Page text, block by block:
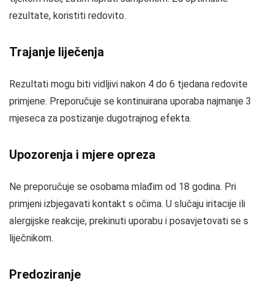
rezultate, koristiti redovito.
Trajanje liječenja
Rezultati mogu biti vidljivi nakon 4 do 6 tjedana redovite
primjene. Preporučuje se kontinuirana uporaba najmanje 3
mjeseca za postizanje dugotrajnog efekta.
Upozorenja i mjere opreza
Ne preporučuje se osobama mlađim od 18 godina. Pri
primjeni izbjegavati kontakt s očima. U slučaju iritacije ili
alergijske reakcije, prekinuti uporabu i posavjetovati se s
liječnikom.
Predoziranje